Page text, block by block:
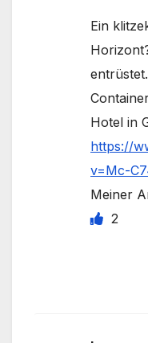
Ein
Hotel in
https://
v=Mc-
Meiner
2